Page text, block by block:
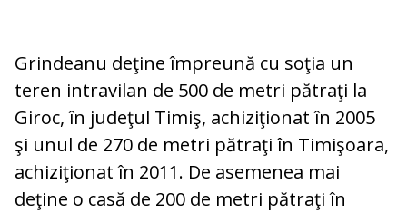
Grindeanu deţine împreună cu soţia un
teren intravilan de 500 de metri pătraţi la
Giroc, în judeţul Timiş, achiziţionat în 2005
şi unul de 270 de metri pătraţi în Timişoara,
achiziţionat în 2011. De asemenea mai
deţine o casă de 200 de metri pătraţi în